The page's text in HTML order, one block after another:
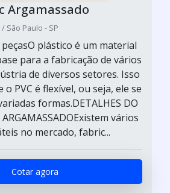
Argamassado
/ São Paulo - SP
plástico é um material
para a fabricação de vários
de diversos setores. Isso
PVC é flexível, ou seja, ele se
formas.DETALHES DO
vários
no mercado, fabric...
Cotar agora